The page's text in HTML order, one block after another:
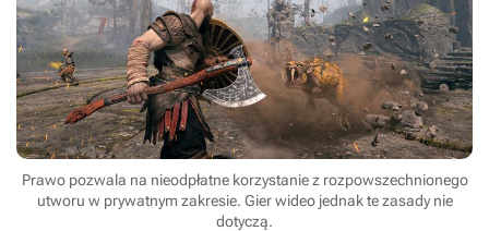
Prawo pozwala na nieodpłatne korzystanie z rozpowszechnionego
utworu w prywatnym zakresie. Gier wideo jednak te zasady nie
dotyczą.